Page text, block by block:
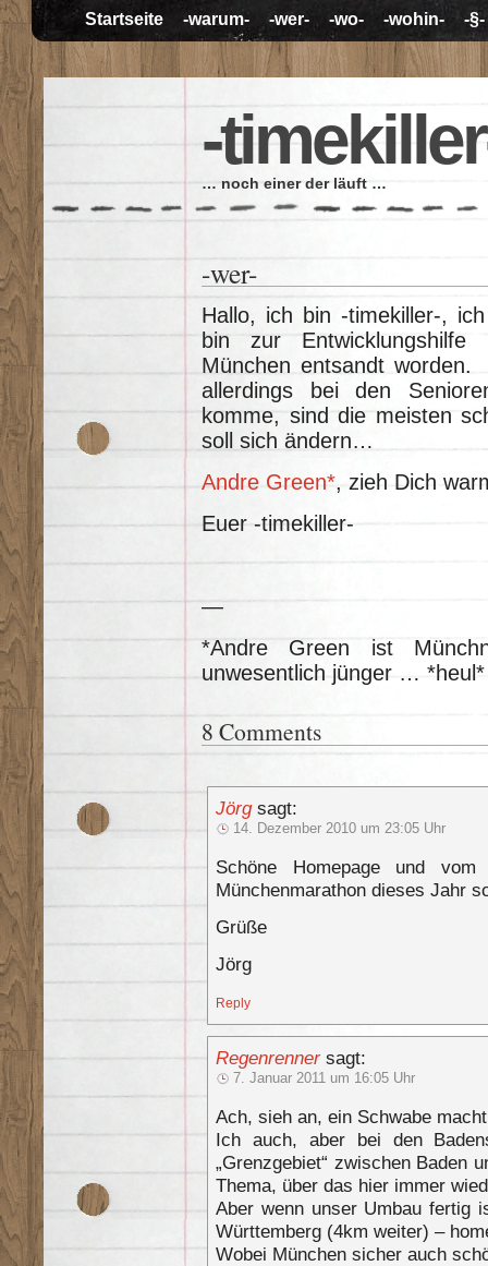
Startseite -warum- -wer- -wo- -wohin- -§-
-
… noch einer der läuft …
-wer-
Hallo, ich bin -timekiller-,
bin zur
München entsandt
allerdings bei den
komme, sind die meisten
soll sich ändern…
Andre Green*, zieh Dich
Euer -timekiller-
—
*Andre Green ist
unwesentlich jünger … *heul*
8 Comments
Jörg sagt:
14. Dezember 2010 um 23:05 Uhr
Schöne Homepage und
Münchenmarathon dieses Jahr
Grüße
Jörg
Reply
Regenrenner sagt:
7. Januar 2011 um 16:05 Uhr
Ach, sieh an, ein Schwabe
Ich auch, aber bei den
„Grenzgebiet“ zwischen Baden
Thema, über das hier immer
Aber wenn unser Umbau fertig
Württemberg (4km weiter) –
Wobei München sicher auch